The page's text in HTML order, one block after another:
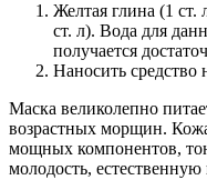
Желтая глина (1
ст. л). Вода для
получается
Наносить средство
Маска великолепно
возрастных морщин.
мощных компонентов,
молодость, естественную